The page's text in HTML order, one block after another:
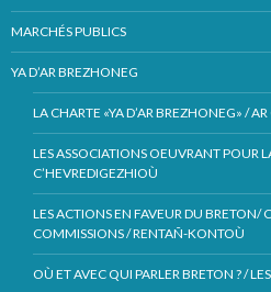
MARCHÉS PUBLICS
YA D’AR BREZHONEG
LA CHARTE «YA D’AR BREZHONEG» /
LES ASSOCIATIONS OEUVRANT POUR
C’HEVREDIGEZHIOÙ
LES ACTIONS EN FAVEUR DU BRETON/
COMMISSIONS / RENTAÑ-KONTOÙ
OÙ ET AVEC QUI PARLER BRETON ? /